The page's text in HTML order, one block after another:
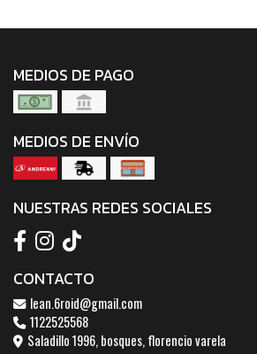
MEDIOS DE PAGO
MEDIOS DE ENVÍO
NUESTRAS REDES SOCIALES
CONTACTO
lean.6roid@gmail.com
1122525568
Saladillo 1996, bosques, florencio varela